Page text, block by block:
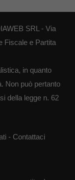
SRL - Via
Fiscale e Partita
in quanto
Non può pertanto
della legge n. 62
- Contattaci